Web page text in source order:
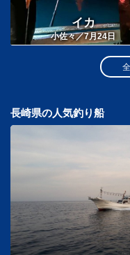
イカ
小佐々／7月24日
長崎県の人気釣り船